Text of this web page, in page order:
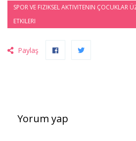
SPOR VE FIZIKSEL AKTIVITENIN ÇOCUKLAR
ETKILERI
Paylaş
Yorum yap